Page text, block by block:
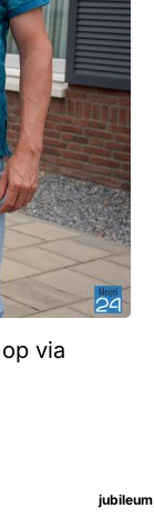
via
jubileum